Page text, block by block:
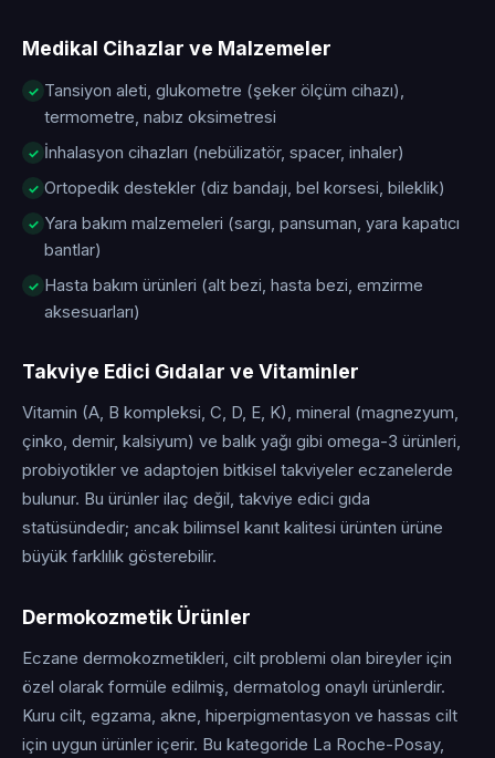
Medikal Cihazlar ve Malzemeler
Tansiyon aleti, glukometre (şeker ölçüm cihazı),
termometre, nabız oksimetresi
İnhalasyon cihazları (nebülizatör, spacer, inhaler)
Ortopedik destekler (diz bandajı, bel korsesi, bileklik)
Yara bakım malzemeleri (sargı, pansuman, yara kapatıcı
bantlar)
Hasta bakım ürünleri (alt bezi, hasta bezi, emzirme
aksesuarları)
Takviye Edici Gıdalar ve Vitaminler
Vitamin (A, B kompleksi, C, D, E, K), mineral (magnezyum,
çinko, demir, kalsiyum) ve balık yağı gibi omega-3 ürünleri,
probiyotikler ve adaptojen bitkisel takviyeler eczanelerde
bulunur. Bu ürünler ilaç değil, takviye edici gıda
statüsündedir; ancak bilimsel kanıt kalitesi ürünten ürüne
büyük farklılık gösterebilir.
Dermokozmetik Ürünler
Eczane dermokozmetikleri, cilt problemi olan bireyler için
özel olarak formüle edilmiş, dermatolog onaylı ürünlerdir.
Kuru cilt, egzama, akne, hiperpigmentasyon ve hassas cilt
için uygun ürünler içerir. Bu kategoride La Roche-Posay,